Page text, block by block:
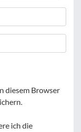
diesem Browser
ich die